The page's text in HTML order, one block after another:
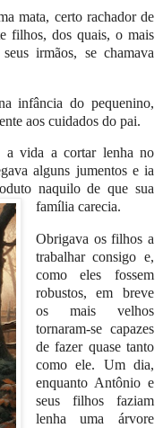
mata, certo rachador de
filhos, dos quais, o mais
irmãos, se chamava
infância do pequenino,
aos cuidados do pai.
a vida a cortar lenha no
alguns jumentos e ia
naquilo de que sua
família carecia.
Obrigava os filhos a
trabalhar consigo e,
como eles fossem
robustos, em breve
os mais velhos
tornaram-se capazes
de fazer quase tanto
como ele. Um dia,
enquanto Antônio e
seus filhos faziam
lenha uma árvore